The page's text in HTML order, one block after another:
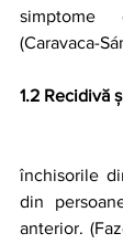
simptome
(Caravaca-
1.2 Recidivă
închisorile
din
anterior.